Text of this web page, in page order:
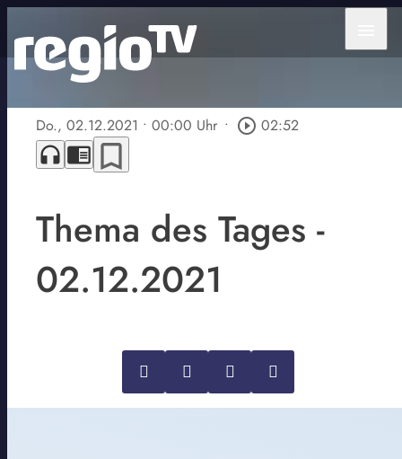
Do., 02.12.2021 • 00:00 Uhr • play_circle_outline 02:52
headphones chrome_reader_mode bookmark_border
Thema des Tages -
02.12.2021